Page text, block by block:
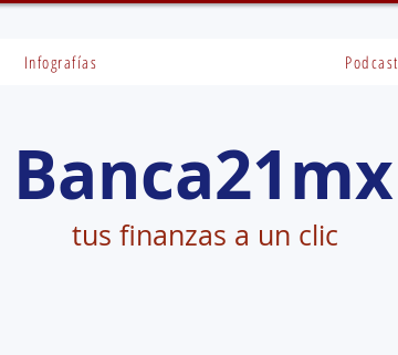
Infografías Podcast
Banca21mx
tus finanzas a un clic